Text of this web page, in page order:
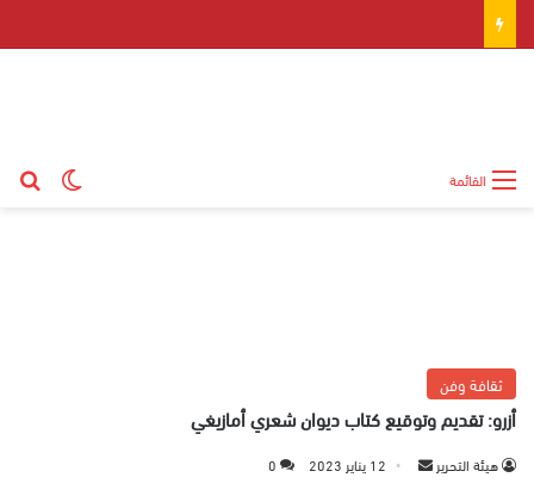
القائمة
ثقافة وفن
أزرو: تقديم وتوقيع كتاب ديوان شعري أمازيغي
هيئة التحرير 12 يناير 2023 0